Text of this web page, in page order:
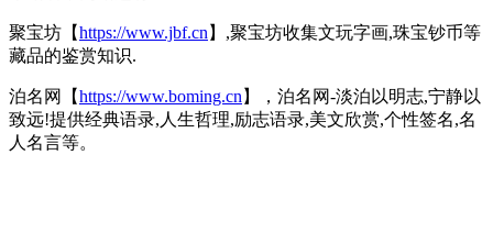
聚宝坊 【https://www.jbf.cn 】,聚宝坊收集文玩字画,珠宝钞币等
藏品的鉴赏知识.
泊名网 【https://www.boming.cn 】，泊名网-淡泊以明志,宁静以
致远!提供经典语录,人生哲理,励志语录,美文欣赏,个性签名,名
人名言等。